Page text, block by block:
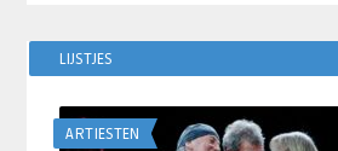
LIJSTJES
ARTIESTEN